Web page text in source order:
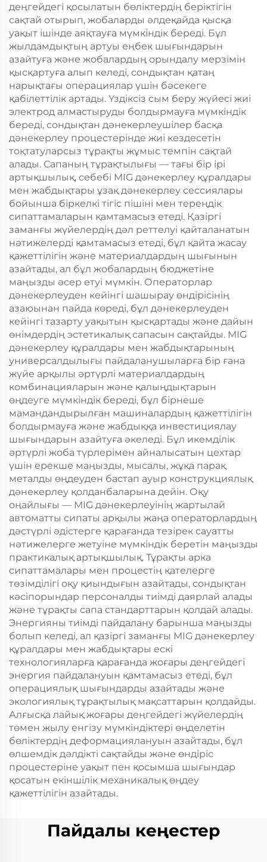
деңгейдегі қосылатын бөліктердің беріктігін
сақтай отырып, жобаларды әлдеқайда қысқа
уақыт ішінде аяқтауға мүмкіндік береді. Бұл
жылдамдықтың артуы еңбек шығындарын
азайтуға және жобалардың орындалу мерзімін
қысқартуға алып келеді, сондықтан қатаң
нарықтағы операциялар үшін бәсекеге
қабілеттілік артады. Үздіксіз сым беру жүйесі жиі
электрод алмастыруды болдырмауға мүмкіндік
береді, сондықтан дәнекерлеушілер басқа
дәнекерлеу процестерінде жиі кездесетін
тоқтатуларсыз тұрақты жұмыс темпін сақтай
алады. Сапаның тұрақтылығы — тағы бір ірі
артықшылық, себебі MIG дәнекерлеу құралдары
мен жабдықтары ұзақ дәнекерлеу сессиялары
бойынша біркелкі тігіс пішіні мен тереңдік
сипаттамаларын қамтамасыз етеді. Қазіргі
заманғы жүйелердің дәл реттелуі қайталанатын
нәтижелерді қамтамасыз етеді, бұл қайта жасау
қажеттілігін және материалдардың шығынын
азайтады, ал бұл жобалардың бюджетіне
маңызды әсер етуі мүмкін. Операторлар
дәнекерлеуден кейінгі шашырау өндірісінің
азаюынан пайда көреді, бұл дәнекерлеуден
кейінгі тазарту уақытын қысқартады және дайын
өнімдердің эстетикалық сапасын сақтайды. MIG
дәнекерлеу құралдары мен жабдықтарының
универсалдылығы пайдаланушыларға бір ғана
жүйе арқылы әртүрлі материалдардың
комбинацияларын және қалыңдықтарын
өңдеуге мүмкіндік береді, бұл бірнеше
мамандандырылған машиналардың қажеттілігін
болдырмауға және жабдыққа инвестициялау
шығындарын азайтуға әкеледі. Бұл икемділік
әртүрлі жоба түрлерімен айналысатын цехтар
үшін ерекше маңызды, мысалы, жұқа парақ
металды өңдеуден бастап ауыр конструкциялық
дәнекерлеу қолданбаларына дейін. Оқу
оңайлығы — MIG дәнекерлеуінің жартылай
автоматты сипаты арқылы жаңа операторлардың
дәстүрлі әдістерге қарағанда тезірек сауатты
нәтижелерге жетуіне мүмкіндік беретін маңызды
практикалық артықшылық. Тұрақты арка
сипаттамалары мен процестің қателерге
төзімділігі оқу қиындығын азайтады, сондықтан
кәсіпорындар персоналды тиімді даярлай алады
және тұрақты сапа стандарттарын қолдай алады.
Энергияны тиімді пайдалану барынша маңызды
болып келеді, ал қазіргі заманғы MIG дәнекерлеу
құралдары мен жабдықтары ескі
технологияларға қарағанда жоғары деңгейдегі
энергия пайдалануын қамтамасыз етеді, бұл
операциялық шығындарды азайтады және
экологиялық тұрақтылық мақсаттарын қолдайды.
Алғысқа лайық жоғары деңгейдегі жүйелердің
төмен жылу енгізу мүмкіндіктері өңделетін
бөліктердің деформациялануын азайтады, бұл
өлшемдік дәлдікті сақтайды және өндіріс
процестеріне уақыт пен қосымша шығындар
қосатын екіншілік механикалық өңдеу
қажеттілігін азайтады.
Пайдалы кеңестер